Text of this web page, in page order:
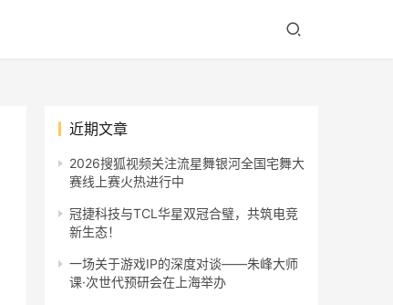
近期文章
2026搜狐视频关注流星舞银河全国宅舞大
赛线上赛火热进行中
冠捷科技与TCL华星双冠合璧，共筑电竞
新生态！
一场关于游戏IP的深度对谈——朱峰大师
课·次世代预研会在上海举办